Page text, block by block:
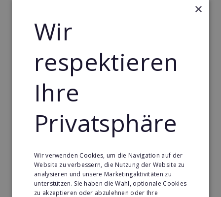
Das innovative und mobile Coffee-Shop-Konzept mit
konkurrenzlosen Einstiegsbedingungen.
Min. Eigenkapital:
5.000€
Merken
×
Wir
respektieren
Ihre
Privatsphäre
Wir verwenden Cookies, um die Navigation auf der
Website zu verbessern, die Nutzung der Website zu
analysieren und unsere Marketingaktivitäten zu
unterstützen. Sie haben die Wahl, optionale Cookies
zu akzeptieren oder abzulehnen oder Ihre